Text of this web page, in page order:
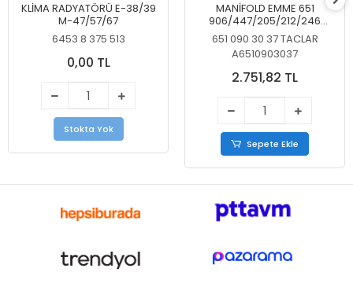
KLİMA RADYATÖRÜ E-38/39
M-47/57/67
6453 8 375 513
0,00 TL
Stokta Yok
MANİFOLD EMME 651
906/447/205/212/246
KELEBEKSİZ
651 090 30 37 TACLAR
A6510903037
2.751,82 TL
Sepete Ekle